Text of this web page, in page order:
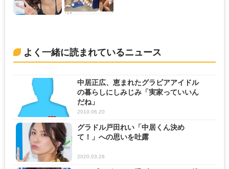
よく一緒に読まれているニュース
中居正広、恵まれたグラビアアイドル
の暮らしにしみじみ「実家っていいん
だね」
2019.06.20
グラドル戸田れい「中居くん決め
て！」への思いを吐露
2020.03.28